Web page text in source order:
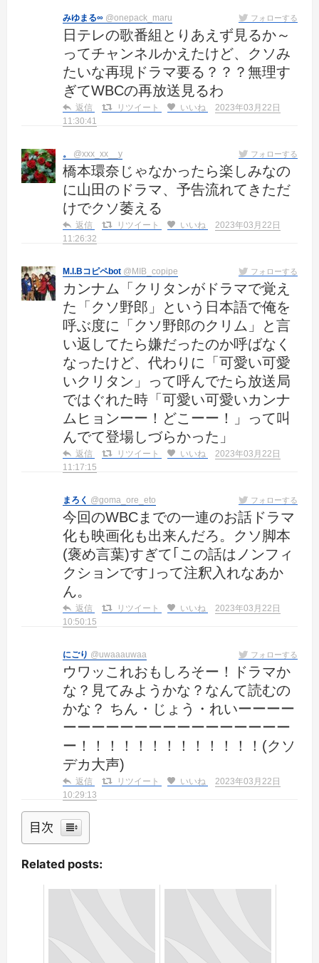
みゆまる∞ @onepack_maru フォローする
日テレの歌番組とりあえず見るか～
ってチャンネルかえたけど、クソみ
たいな再現ドラマ要る？？？無理す
ぎてWBCの再放送見るわ
返信 リツイート いいね
2023年03月22日
11:30:41
。 @xxx_xx__y フォローする
橋本環奈じゃなかったら楽しみなの
に山田のドラマ、予告流れてきただ
けでクソ萎える
返信 リツイート いいね
2023年03月22日
11:26:32
M.I.Bコピペbot @MIB_copipe フォローする
カンナム「クリタンがドラマで覚え
た「クソ野郎」という日本語で俺を
呼ぶ度に「クソ野郎のクリム」と言
い返してたら嫌だったのか呼ばなく
なったけど、代わりに「可愛い可愛
いクリタン」って呼んでたら放送局
ではぐれた時「可愛い可愛いカンナ
ムヒョンーー！どこーー！」って叫
んでて登場しづらかった」
返信 リツイート いいね
2023年03月22日
11:17:15
まろく @goma_ore_eto フォローする
今回のWBCまでの一連のお話ドラマ
化も映画化も出来んだろ。クソ脚本
(褒め言葉)すぎて｢この話はノンフィ
クションです｣って注釈入れなあか
ん。
返信 リツイート いいね
2023年03月22日
10:50:15
にごり @uwaaauwaa フォローする
ウワッこれおもしろそー！ドラマか
な？見てみようかな？なんて読むの
かな？ ちん・じょう・れいーーーー
ーーーーーーーーーーーーーーーー
ー！！！！！！！！！！！！！(クソ
デカ大声)
返信 リツイート いいね
2023年03月22日
10:29:13
目次
Related posts: